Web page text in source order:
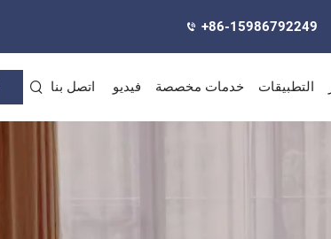
+86-15986792249
التطبيقات خدمات مخصصة فيديو اتصل بنا